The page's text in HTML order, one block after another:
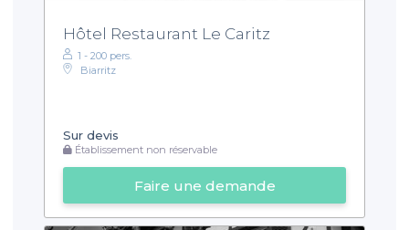
Hôtel Restaurant Le Caritz
1 - 200 pers.
Biarritz
Sur devis
Établissement non réservable
Faire une demande